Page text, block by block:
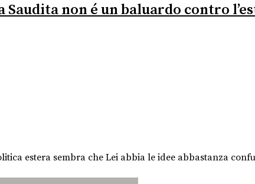
Saudita non é un baluardo
estera sembra che Lei abbia le idee abbastanza